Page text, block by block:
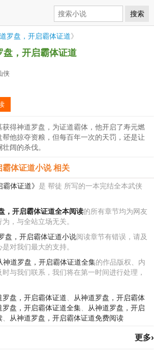
搜索
罗盘，开启霸体证道》
盘，开启霸体证道
侠
得神道罗盘，为证道霸体，他开启了寿元燃
他掠夺资粮，但每百年一次的天罚，还是让
阔的杀伐。
体证道小说 相关
体证道》 是 帮徒 所写的一本完结全本武侠
，开启霸体证道全本阅读的所有章节均为网友
，与全站立场无关。
盘，开启霸体证道小说阅读章节有错误，请及
对我们最大的支持。
神道罗盘，开启霸体证道全集的作品版权、内
与我们联系，我们将在第一时间进行处理，
罗盘，开启霸体证道、 从神道罗盘，开启霸体
罗盘，开启霸体证道全集、 从神道罗盘，开启
、 从神道罗盘，开启霸体证道免费阅读
更多›